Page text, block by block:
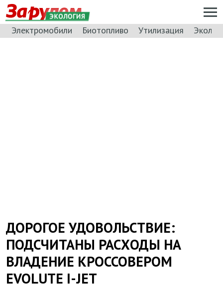
ЭКОЛОГИЯ
Электромобили Биотопливо Утилизация
ДОРОГОЕ УДОВОЛЬСТВИЕ:
ПОДСЧИТАНЫ РАСХОДЫ НА
ВЛАДЕНИЕ КРОССОВЕРОМ
EVOLUTE I-JET